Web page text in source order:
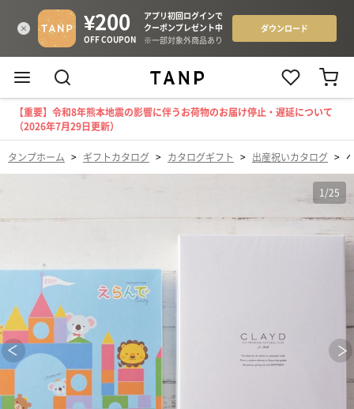
【重要】令和8年熊本地震の影響に伴うお荷物のお届け停止・遅延について
（2026年7月29日更新）
タンプホーム > ギフトカタログ > カタログギフト > 出産祝いカタログ >
1 /25